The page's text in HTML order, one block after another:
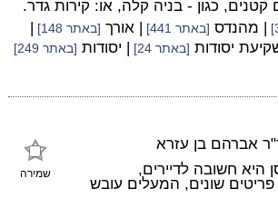
קטנים, כגון - בניה קלה, או: קירות גדר.
| מהנדס [באתר 441] | אורך [באתר 148]
|
יסודות [באתר 24] | יסודות [באתר 249]
שמירה
אברהם בן עזרא
היא חשובה לדיירים,
שונים, המעלים עובש